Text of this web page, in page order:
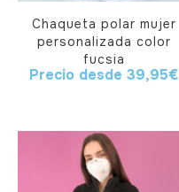
Chaqueta polar mujer
personalizada color
fucsia
Precio desde 39,95€